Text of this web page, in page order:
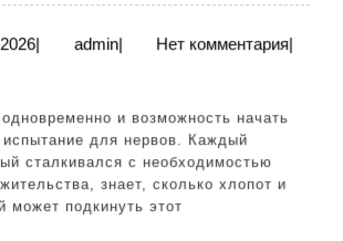
без
стресса:
быстро
и
легко
24
| adminadmin
| Нет комментария|
испытание для нервов. Каждый
сталкивался с необходимостью
знает, сколько хлопот и
может подкинуть этот